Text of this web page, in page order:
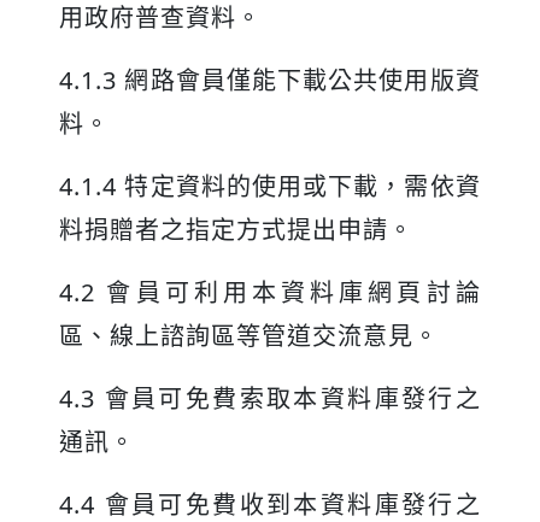
用政府普查資料。
4.1.3 網路會員僅能下載公共使用版資
料。
4.1.4 特定資料的使用或下載，需依資
料捐贈者之指定方式提出申請。
4.2 會員可利用本資料庫網頁討論
區、線上諮詢區等管道交流意見。
4.3 會員可免費索取本資料庫發行之
通訊。
4.4 會員可免費收到本資料庫發行之